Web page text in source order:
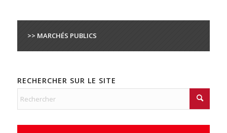
>> MARCHÉS PUBLICS
RECHERCHER SUR LE SITE